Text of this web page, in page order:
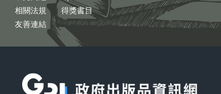
相關法規
友善連結
得獎書目